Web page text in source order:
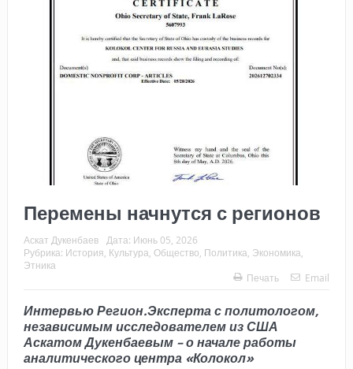
Перемены начнутся с регионов
Аскат Дукенбаев Дата: Июнь 05, 2026
Рубрика: История Культура Общество Политика Экономика
Этника
Печать
Email
Интервью Регион.Эксперта с политологом,
независимым исследователем из США
Аскатом Дукенбаевым – о начале работы
аналитического центра «Колокол»